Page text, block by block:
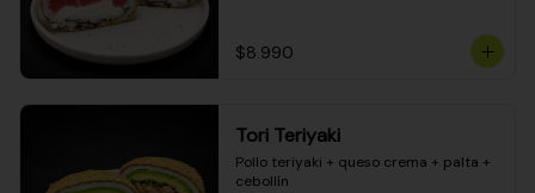
$8.990
Tori Teriyaki
Pollo teriyaki + queso crema + palta +
cebollín